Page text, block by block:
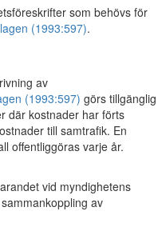
som behövs för
(1993:597).
av
(1993:597) görs tillgänglig
där kostnader har förts
till samtrafik. En
offentliggöras varje år.
vid myndighetens
av